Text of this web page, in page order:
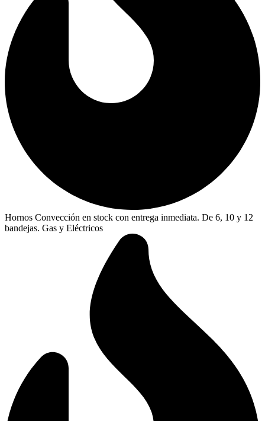
Hornos Convección en stock con entrega inmediata. De 6, 10 y 12
bandejas. Gas y Eléctricos